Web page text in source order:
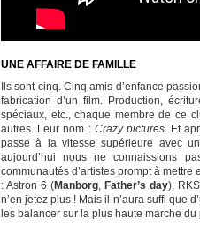
UNE AFFAIRE DE FAMILLE
Ils sont cinq. Cinq amis d’enfance
fabrication d’un film. Production,
spéciaux, etc., chaque membre de ce
autres. Leur nom : Crazy pictures. Et
passe à la vitesse supérieure avec
aujourd’hui nous ne connaissions
communautés d’artistes prompt à
: Astron 6 (Manborg, Father’s day),
n’en jetez plus ! Mais il n’aura suffi que
les balancer sur la plus haute marche du